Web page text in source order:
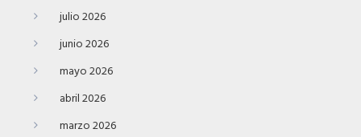
julio 2026
junio 2026
mayo 2026
abril 2026
marzo 2026